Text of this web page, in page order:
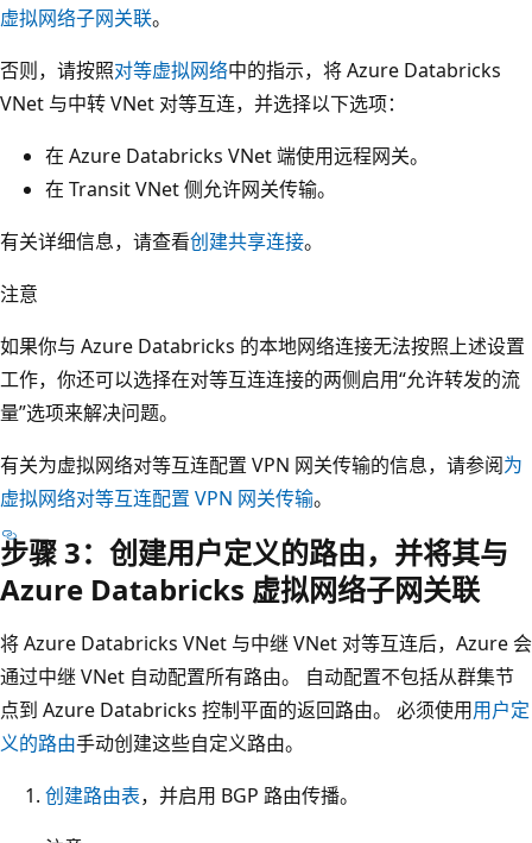
虚拟网络子网关联。
否则，请按照对等虚拟网络中的指示，将 Azure Databricks
VNet 与中转 VNet 对等互连，并选择以下选项：
在 Azure Databricks VNet 端使用远程网关。
在 Transit VNet 侧允许网关传输。
有关详细信息，请查看创建共享连接。
注意
如果你与 Azure Databricks 的本地网络连接无法按照上述设置
工作，你还可以选择在对等互连连接的两侧启用“允许转发的流
量”选项来解决问题。
有关为虚拟网络对等互连配置 VPN 网关传输的信息，请参阅为
虚拟网络对等互连配置 VPN 网关传输。
步骤 3：创建用户定义的路由，并将其与
Azure Databricks 虚拟网络子网关联
将 Azure Databricks VNet 与中继 VNet 对等互连后，Azure 会
通过中继 VNet 自动配置所有路由。 自动配置不包括从群集节
点到 Azure Databricks 控制平面的返回路由。 必须使用用户定
义的路由手动创建这些自定义路由。
创建路由表，并启用 BGP 路由传播。